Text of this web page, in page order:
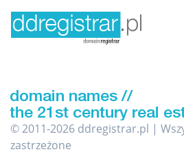
© 2011-2026 ddregistrar.pl |
zastrzeżone